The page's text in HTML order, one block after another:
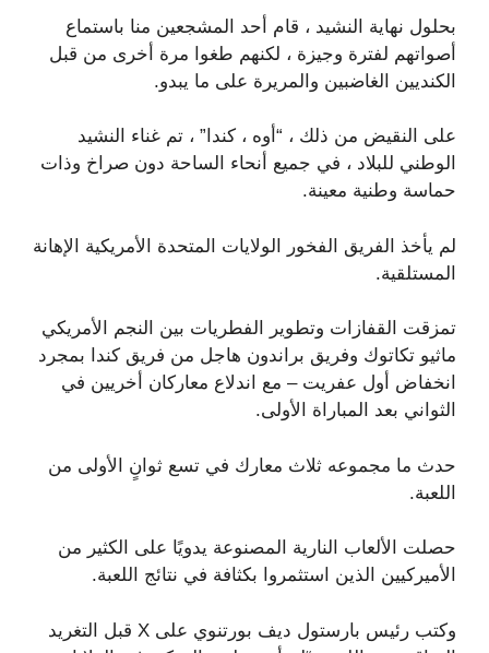
بحلول نهاية النشيد ، قام أحد المشجعين منا باستماع
أصواتهم لفترة وجيزة ، لكنهم طغوا مرة أخرى من قبل
الكنديين الغاضبين والمريرة على ما يبدو.
على النقيض من ذلك ، “أوه ، كندا” ، تم غناء النشيد
الوطني للبلاد ، في جميع أنحاء الساحة دون صراخ وذات
حماسة وطنية معينة.
لم يأخذ الفريق الفخور الولايات المتحدة الأمريكية الإهانة
المستلقية.
تمزقت القفازات وتطوير الفطريات بين النجم الأمريكي
ماثيو تكاتوك وفريق براندون هاجل من فريق كندا بمجرد
انخفاض أول عفريت – مع اندلاع معاركان أخريين في
الثواني بعد المباراة الأولى.
حدث ما مجموعه ثلاث معارك في تسع ثوانٍ الأولى من
اللعبة.
حصلت الألعاب النارية المصنوعة يدويًا على الكثير من
الأميركيين الذين استثمروا بكثافة في نتائج اللعبة.
وكتب رئيس بارستول ديف بورتنوي على X قبل التغريد